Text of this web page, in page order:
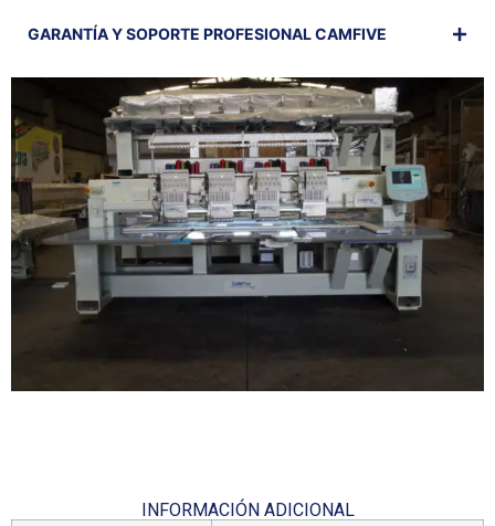
GARANTÍA Y SOPORTE PROFESIONAL CAMFIVE
INFORMACIÓN ADICIONAL